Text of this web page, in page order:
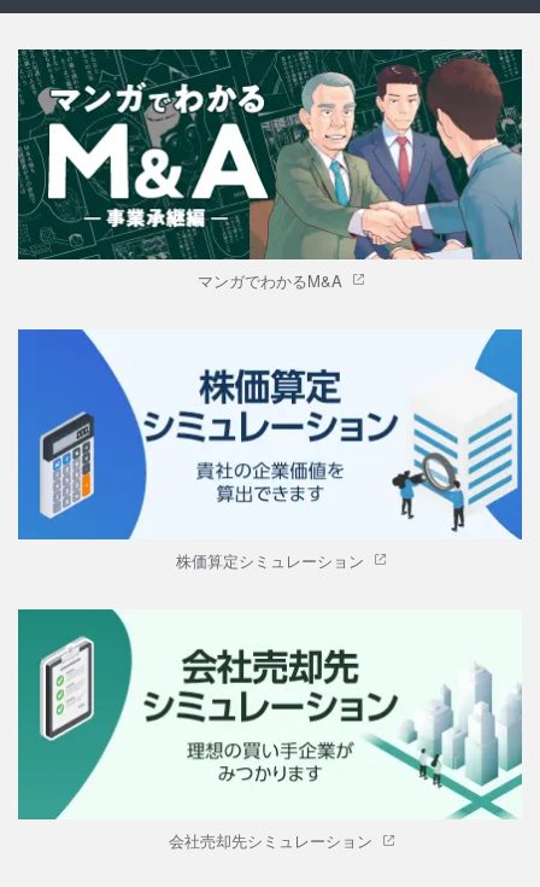
マンガでわかるM&A
株価算定シミュレーション
会社売却先シミュレーション